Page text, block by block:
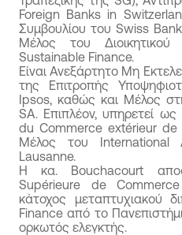
Foreign Banks in
Συμβουλίου του Swiss
Μέλος του
Sustainable Finance.
Είναι Ανεξάρτητο Μη
της Επιτροπής
Ipsos, καθώς και Μέλος
SA. Επιπλέον, υπηρετεί
du Commerce extérieur de
Μέλος του
Lausanne.
Η κα. Bouchacourt
Supérieure de
κάτοχος μεταπτυχιακού
Finance από το
ορκωτός ελεγκτής.